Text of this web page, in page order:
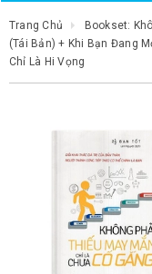
Trang Chủ
Bookset:
(Tái Bản) + Khi Bạn Đang
Chỉ Là Hi Vọng